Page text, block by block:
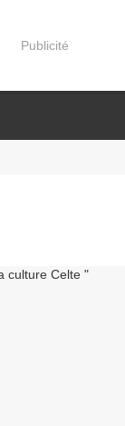
Publicité